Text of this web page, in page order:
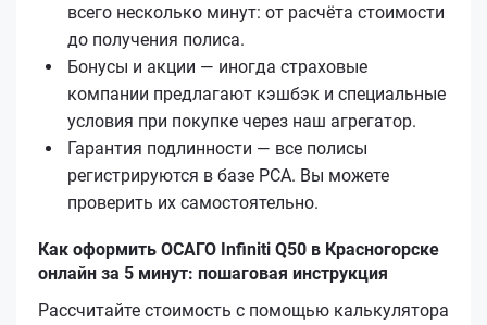
всего несколько минут: от расчёта стоимости
до получения полиса.
Бонусы и акции — иногда страховые
компании предлагают кэшбэк и специальные
условия при покупке через наш агрегатор.
Гарантия подлинности — все полисы
регистрируются в базе РСА. Вы можете
проверить их самостоятельно.
Как оформить ОСАГО Infiniti Q50 в Красногорске
онлайн за 5 минут: пошаговая инструкция
Рассчитайте стоимость с помощью калькулятора